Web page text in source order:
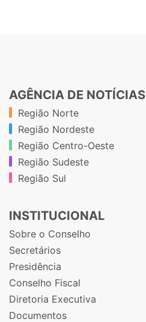
AGÊNCIA DE NOTÍCIAS
Região Norte
Região Nordeste
Região Centro-Oeste
Região Sudeste
Região Sul
INSTITUCIONAL
Sobre o Conselho
Secretários
Presidência
Conselho Fiscal
Diretoria Executiva
Documentos